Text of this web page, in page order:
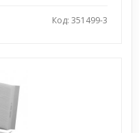
Код: 351499-3